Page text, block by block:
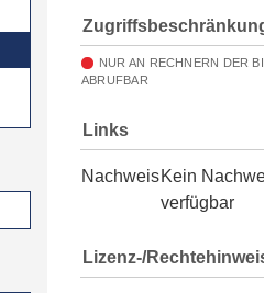
NUR AN RECHNERN DER
ABRUFBAR
Links
NachweisKein
verfügbar
Lizenz-/